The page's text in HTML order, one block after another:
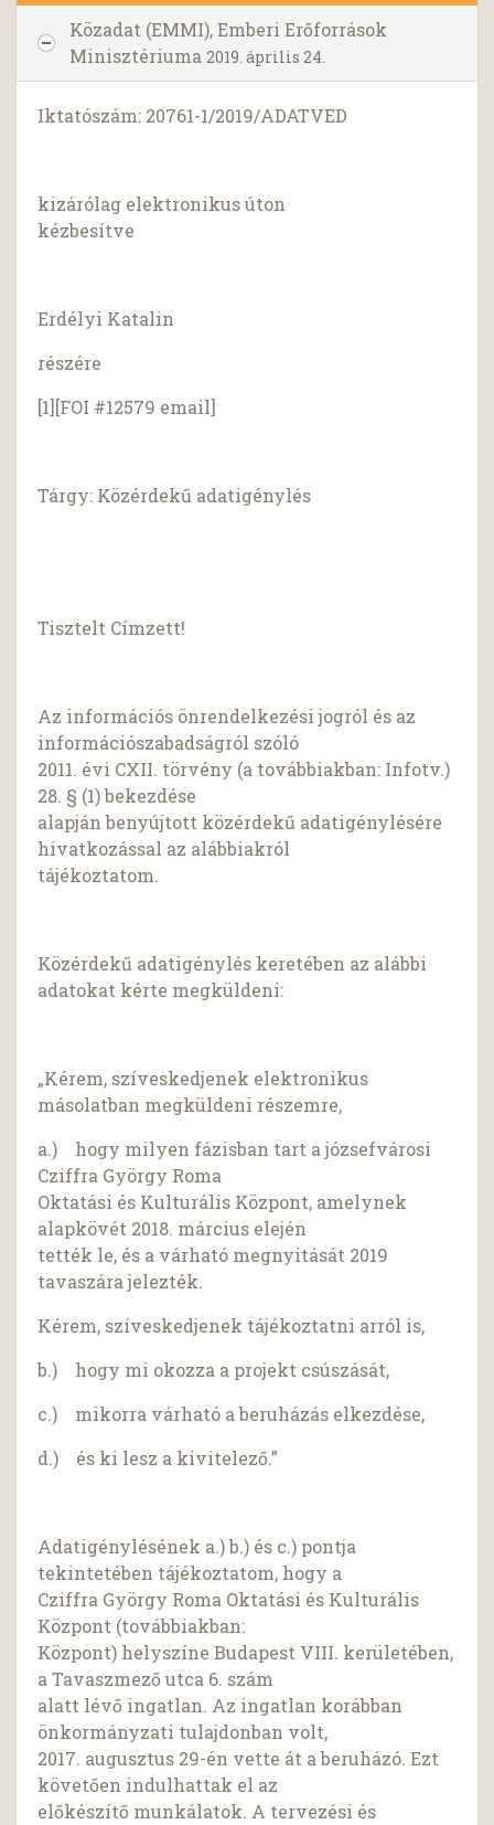
Közadat (EMMI), Emberi Erőforrások
Minisztériuma 2019. április 24.
Iktatószám: 20761-1/2019/ADATVED
kizárólag elektronikus úton
kézbesítve
Erdélyi Katalin
részére
[1][FOI #12579 email]
Tárgy: Közérdekű adatigénylés
Tisztelt Címzett!
Az információs önrendelkezési jogról és az
információszabadságról szóló
2011. évi CXII. törvény (a továbbiakban: Infotv.)
28. § (1) bekezdése
alapján benyújtott közérdekű adatigénylésére
hivatkozással az alábbiakról
tájékoztatom.
Közérdekű adatigénylés keretében az alábbi
adatokat kérte megküldeni:
„Kérem, szíveskedjenek elektronikus
másolatban megküldeni részemre,
a.) hogy milyen fázisban tart a józsefvárosi
Cziffra György Roma
Oktatási és Kulturális Központ, amelynek
alapkövét 2018. március elején
tették le, és a várható megnyitását 2019
tavaszára jelezték.
Kérem, szíveskedjenek tájékoztatni arról is,
b.) hogy mi okozza a projekt csúszását,
c.) mikorra várható a beruházás elkezdése,
d.) és ki lesz a kivitelező.”
Adatigénylésének a.) b.) és c.) pontja
tekintetében tájékoztatom, hogy a
Cziffra György Roma Oktatási és Kulturális
Központ (továbbiakban:
Központ) helyszíne Budapest VIII. kerületében,
a Tavaszmező utca 6. szám
alatt lévő ingatlan. Az ingatlan korábban
önkormányzati tulajdonban volt,
2017. augusztus 29-én vette át a beruházó. Ezt
követően indulhattak el az
előkészítő munkálatok. A tervezési és